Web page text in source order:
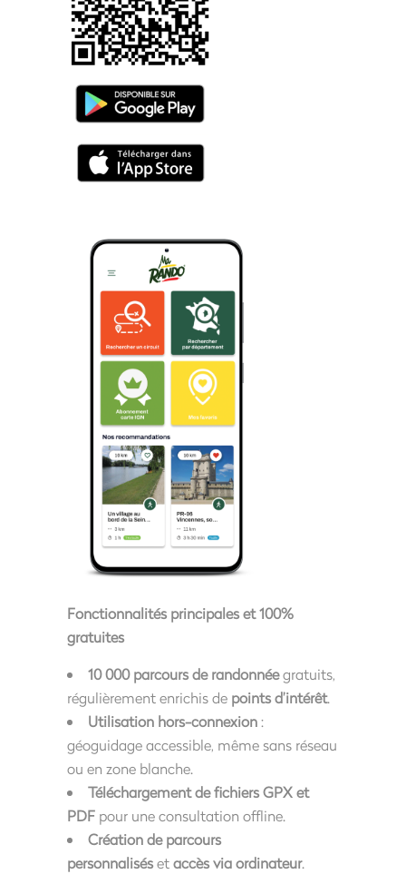
Fonctionnalités principales et 100%
gratuites
10 000 parcours de randonnéegratuits,
régulièrement enrichis de points d’intérêt.
Utilisation hors-connexion:
géoguidage accessible, même sans réseau
ou en zone blanche.
Téléchargement de fichiers GPX et
PDF pour une consultation offline.
Création de parcours
personnalisésetaccès via ordinateur.